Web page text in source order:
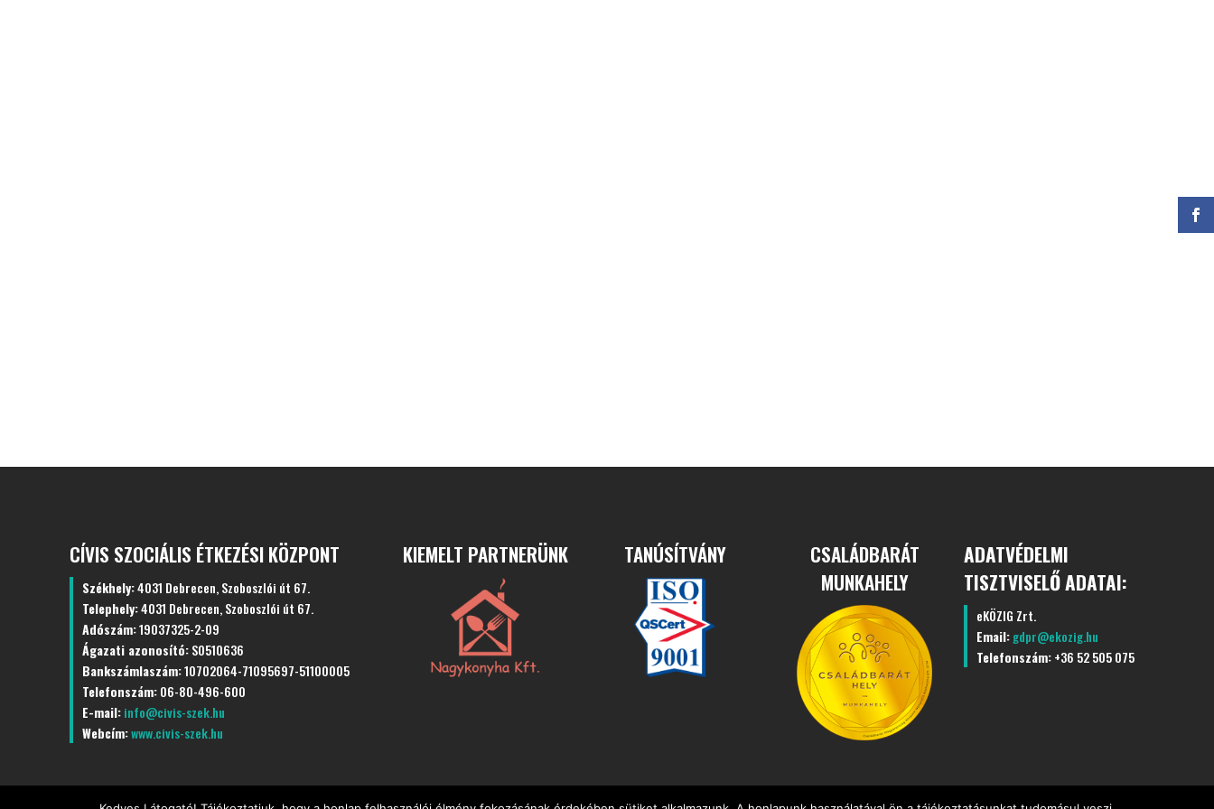
CÍVIS SZOCIÁLIS ÉTKEZÉSI KÖZPONT
Székhely:4031 Debrecen, Szoboszlói út 67.
Telephely:4031 Debrecen, Szoboszlói út 67.
Adószám:19037325-2-09
Ágazati azonosító:S0510636
Bankszámlaszám:10702064-71095697-51100005
Telefonszám:06-80-496-600
E-mail:info@civis-szek.hu
Webcím:www.civis-szek.hu
KIEMELT PARTNERÜNK TANÚSÍTVÁNY
CSALÁDBARÁT
MUNKAHELY
ADATVÉDELMI
TISZTVISELŐ ADATAI:
eKÖZIG Zrt.
Email:gdpr@ekozig.hu
Telefonszám:+36 52 505 075